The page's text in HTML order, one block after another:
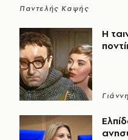
Παντελής Καψής
Η